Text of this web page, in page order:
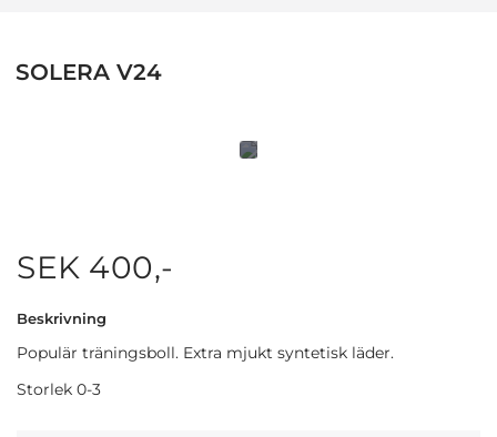
SOLERA V24
SEK 400,-
Beskrivning
Populär träningsboll. Extra mjukt syntetisk läder.
Storlek 0-3